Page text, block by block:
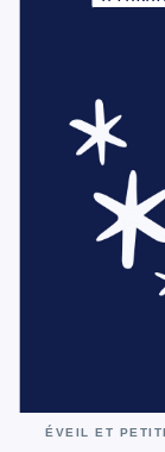
ÉVEIL ET